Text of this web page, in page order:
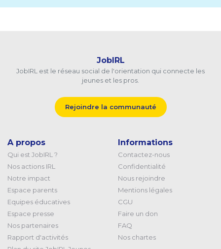
JobIRL
JobIRL est le réseau social de l'orientation qui connecte les
jeunes et les pros.
Rejoindre la communauté
A propos
Qui est JobIRL ?
Nos actions IRL
Notre impact
Espace parents
Equipes éducatives
Espace presse
Nos partenaires
Rapport d'activités
Informations
Contactez-nous
Confidentialité
Nous rejoindre
Mentions légales
CGU
Faire un don
FAQ
Nos chartes